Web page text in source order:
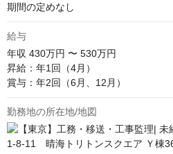
期間の定めなし
給与
年収 430万円 〜 530万円
昇給：年1回（4月）
賞与：年2回（6月、12月）
勤務地の所在地/地図